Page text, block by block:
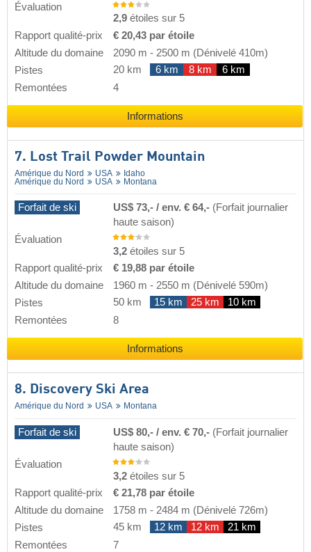
Évaluation
2,9 étoiles sur 5
Rapport qualité-prix
€ 20,43 par étoile
Altitude du domaine
2090 m - 2500 m (Dénivelé 410m)
Pistes
20 km 6 km 8 km
6 km
Remontées
4
Informations
7. Lost Trail Powder Mountain
Amérique du Nord USA
Idaho
Amérique du Nord
USA Montana
Forfait de ski US$ 73,- / env. € 64,- (Forfait journalier
haute saison)
Évaluation
3,2 étoiles sur 5
Rapport qualité-prix
€ 19,88 par étoile
Altitude du domaine
1960 m - 2550 m (Dénivelé 590m)
Pistes
50 km 15 km 25 km
10 km
Remontées
8
Informations
8. Discovery Ski Area
Amérique du Nord USA Montana
Forfait de ski US$ 80,- / env. € 70,- (Forfait journalier
haute saison)
Évaluation
3,2 étoiles sur 5
Rapport qualité-prix
€ 21,78 par étoile
Altitude du domaine
1758 m - 2484 m (Dénivelé 726m)
Pistes
45 km 12 km 12 km
21 km
Remontées
7